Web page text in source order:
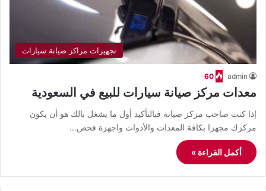
تجهيزات مراكز صيانة سيارات
admin
60
معدات مركز صيانة سيارات للبيع في السعودية
إذا كنت صاحب مركز صيانة فبالتأكيد أول ما يشغل بالك هو أن يكون
مركزك مجهزا بكافة المعدات والأدوات واجهزة فحص…
أكمل القراءة »